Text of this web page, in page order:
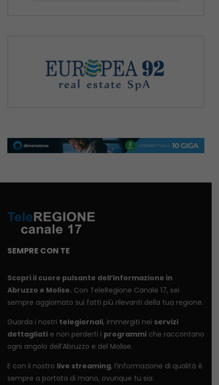
SEMPRE CON TE
Scopri il cuore pulsante dell’informazione in
Abruzzo e Molise. Con TeleRegione Canale 17, sei
sempre aggiornato sui fatti più rilevanti della tua regione.
Guarda i nostri telegiornali, immergiti nei servizi
dettagliati e non perderti i programmi che raccontano
ogni angolo dell’Abruzzo e del Molise.
E con il nostro live streaming, l’informazione di qualità è
sempre a portata di mano, ovunque tu sia.